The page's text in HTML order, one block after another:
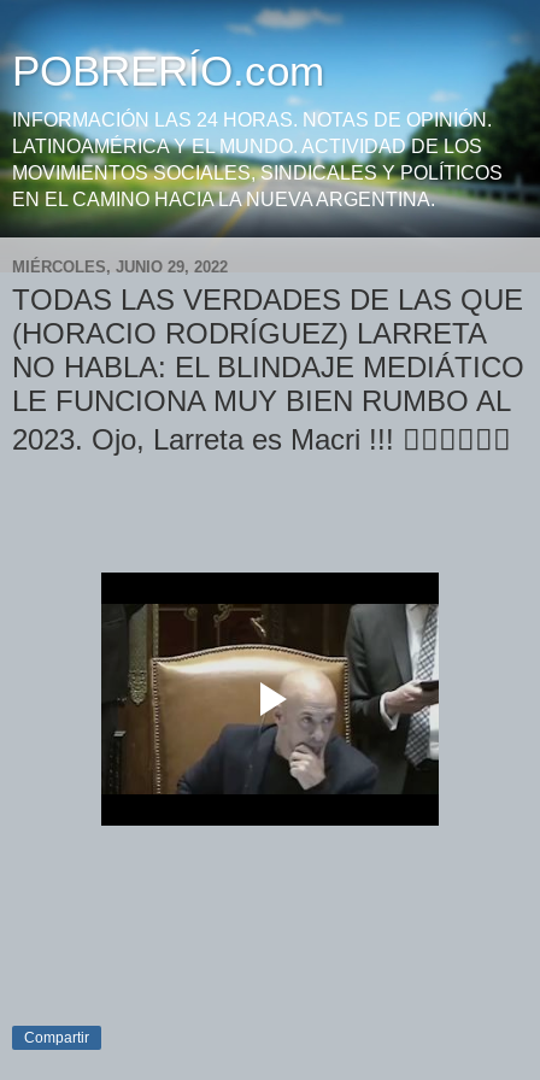
POBRERÍO.com
INFORMACIÓN LAS 24 HORAS. NOTAS DE OPINIÓN.
LATINOAMÉRICA Y EL MUNDO. ACTIVIDAD DE LOS
MOVIMIENTOS SOCIALES, SINDICALES Y POLÍTICOS
EN EL CAMINO HACIA LA NUEVA ARGENTINA.
MIÉRCOLES, JUNIO 29, 2022
TODAS LAS VERDADES DE LAS QUE
(HORACIO RODRÍGUEZ) LARRETA
NO HABLA: EL BLINDAJE MEDIÁTICO
LE FUNCIONA MUY BIEN RUMBO AL
2023. Ojo, Larreta es Macri !!! 👇🏿👇🏿👇🏿
Compartir